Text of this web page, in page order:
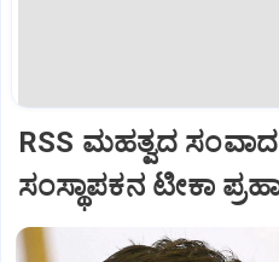
RSS ಮಹತ್ವದ
ಸಂಸ್ಥಾಪಕನ ಟೀಕಾ